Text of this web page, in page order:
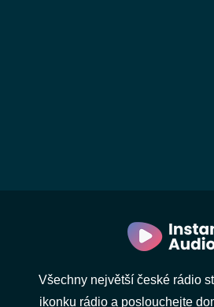
Všechny největší české rádio
ikonku rádio a poslouchejte